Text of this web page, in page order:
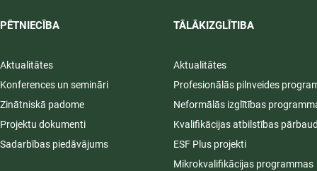
PĒTNIECĪBA
Aktualitātes
Konferences un semināri
Zinātniskā padome
Projektu dokumenti
Sadarbības piedāvājums
TĀLĀKIZGLĪTIBA
Aktualitātes
Profesionālās pilnveides
Neformālās izglītības
Kvalifikācijas atbilstības
ESF Plus projekti
Mikrokvalifikācijas programmas